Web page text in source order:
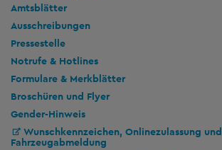
Amtsblätter
Ausschreibungen
Pressestelle
Notrufe & Hotlines
Formulare & Merkblätter
Broschüren und Flyer
Gender-Hinweis
Wunschkennzeichen, Onlinezulassung und
Fahrzeugabmeldung